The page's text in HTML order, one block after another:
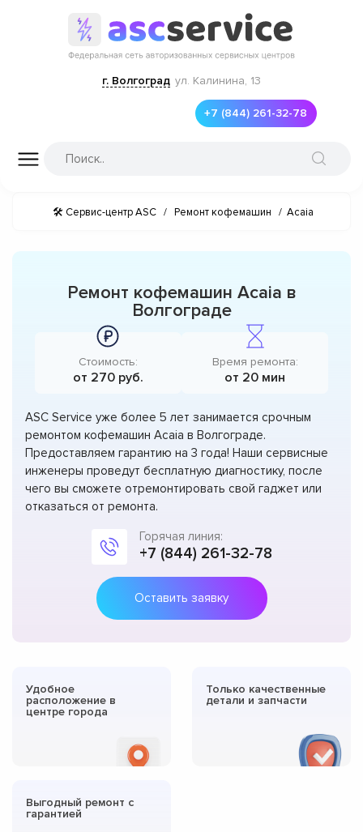
г. Волгоград ул. Калинина, 13
+7 (844) 261-32-78
🛠 Сервис-центр ASC / Ремонт кофемашин / Acaia
Ремонт кофемашин Acaia в
Волгограде
Стоимость:
от 270 руб.
Время ремонта:
от 20 мин
ASC Service уже более 5 лет занимается срочным
ремонтом кофемашин Acaia в Волгограде.
Предоставляем гарантию на 3 года! Наши сервисные
инженеры проведут бесплатную диагностику, после
чего вы сможете отремонтировать свой гаджет или
отказаться от ремонта.
Горячая линия:
+7 (844) 261-32-78
Оставить заявку
Удобное
расположение в
центре города
Только качественные
детали и запчасти
Выгодный ремонт с
гарантией